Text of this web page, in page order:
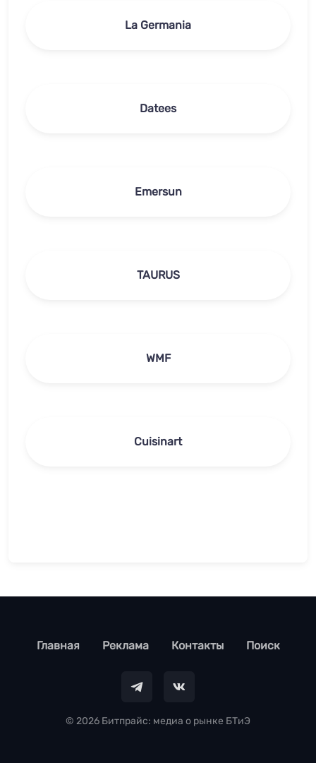
La Germania
Datees
Emersun
TAURUS
WMF
Cuisinart
footer
Главная Реклама Контакты Поиск
© 2026 Битпрайс: медиа о рынке БТиЭ